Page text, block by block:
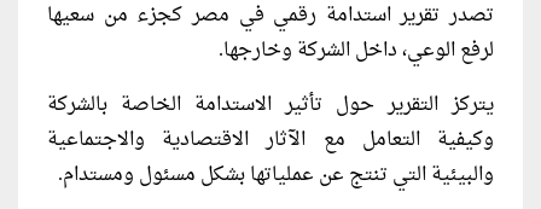
تصدر تقرير استدامة رقمي في مصر كجزء من سعيها
لرفع الوعي، داخل الشركة وخارجها.
يتركز التقرير حول تأثير الاستدامة الخاصة بالشركة
وكيفية التعامل مع الآثار الاقتصادية والاجتماعية
والبيئية التي تنتج عن عملياتها بشكل مسئول ومستدام.